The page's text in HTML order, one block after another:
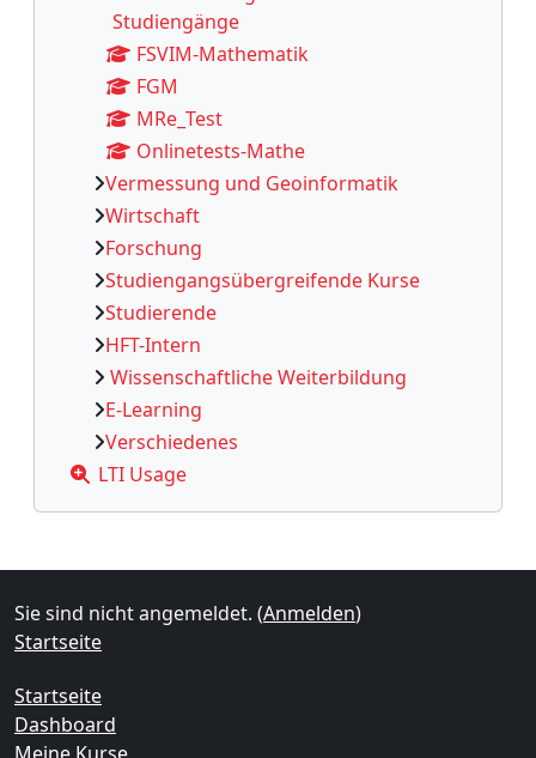
Studiengänge
FSVIM-Mathematik
FGM
MRe_Test
Onlinetests-Mathe
Vermessung und Geoinformatik
Wirtschaft
Forschung
Studiengangsübergreifende Kurse
Studierende
HFT-Intern
Wissenschaftliche Weiterbildung
E-Learning
Verschiedenes
LTI Usage
Ergänzungsblöcke
Sie sind nicht angemeldet. (Anmelden)
Startseite
Startseite
Dashboard